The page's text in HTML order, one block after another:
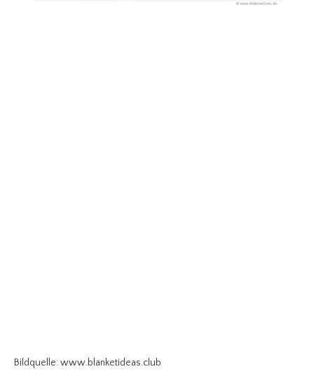
Bildquelle: www.blanketideas.club